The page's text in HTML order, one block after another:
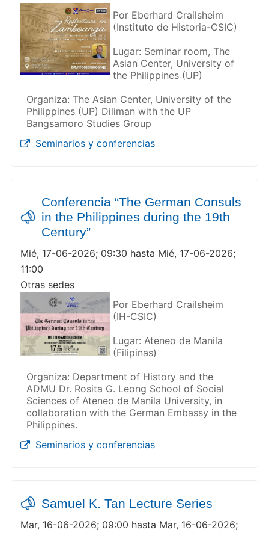
Por Eberhard Crailsheim
(Instituto de Historia-CSIC)
Lugar: Seminar room, The
Asian Center, University of
the Philippines (UP)
Organiza: The Asian Center, University of the
Philippines (UP) Diliman with the UP
Bangsamoro Studies Group
Seminarios y conferencias
Conferencia “The German Consuls
in the Philippines during the 19th
Century”
Mié, 17-06-2026; 09:30 hasta Mié, 17-06-2026;
11:00
Otras sedes
Por Eberhard Crailsheim
(IH-CSIC)
Lugar: Ateneo de Manila
(Filipinas)
Organiza: Department of History and the
ADMU Dr. Rosita G. Leong School of Social
Sciences of Ateneo de Manila University, in
collaboration with the German Embassy in the
Philippines.
Seminarios y conferencias
Samuel K. Tan Lecture Series
Mar, 16-06-2026; 09:00 hasta Mar, 16-06-2026;